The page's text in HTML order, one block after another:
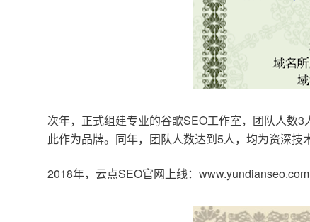
次年，正式组建专业的谷歌SEO工作室，团队人数
此作为品牌。同年，团队人数达到5人，均为资深技
2018年，云点SEO官网上线：